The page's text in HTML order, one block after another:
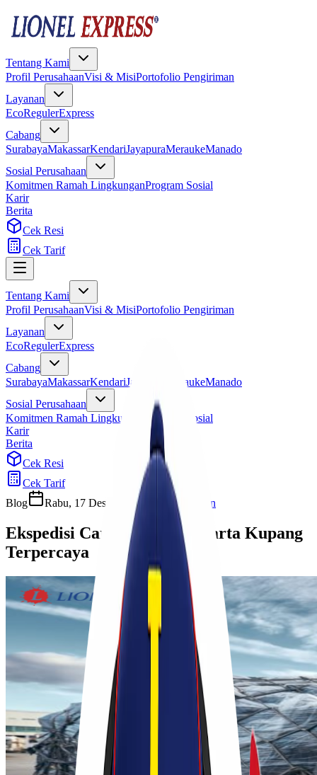
Tentang Kami
Profil PerusahaanVisi & MisiPortofolio Pengiriman
Layanan
EcoRegulerExpress
Cabang
SurabayaMakassarKendariJayapuraMeraukeManado
Sosial Perusahaan
Komitmen Ramah LingkunganProgram Sosial
Karir
Berita
Cek Resi
Cek Tarif
Tentang Kami
Profil PerusahaanVisi & MisiPortofolio Pengiriman
Layanan
EcoRegulerExpress
Cabang
SurabayaMakassarKendariJayapura MeraukeManado
Sosial Perusahaan
Komitmen Ramah Lingkungan
Program Sosial
Karir
Berita
Cek Resi
Cek Tarif
Blog
Rabu, 17 Desember 2025 Cherryn
Ekspedisi Cargo Murah Jakarta Kupang
Terpercaya